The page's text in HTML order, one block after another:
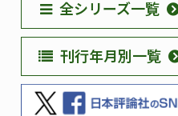
全シリーズ一覧
刊行年月別一覧